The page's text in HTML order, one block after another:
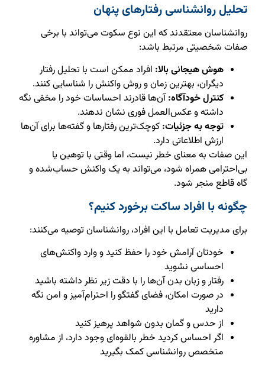
تحلیل روانشناسی رفتارهای پنهان
روانشناسان معتقدند که این نوع سکوت می‌تواند با برخی
صفات شخصیتی مرتبط باشد:
هوش هیجانی بالا: افراد ممکن است با تحلیل رفتار
دیگران، بهترین زمان و روش واکنش را شناسایی کنند.
کنترل خودآگاه:آن‌ها قادرند احساسات خود را مخفی نگه
داشته و عکس‌العمل فوری نشان ندهند.
توجه به جزئیات: کوچک‌ترین رفتارها و گفته‌ها برای آن‌ها
ارزش اطلاعاتی دارد.
این صفات به معنای خطر نیست، اما وقتی با توهین یا
بی‌احترامی همراه شود، می‌تواند به یک واکنش حساب‌شده و
گاه قاطع منجر شود.
چگونه با افراد ساکت برخورد کنیم؟
برای مدیریت تعامل با این افراد، روانشناسان توصیه می‌کنند:
خودتان آرامش خود را حفظ کنید و وارد واکنش‌های
احساسی نشوید
رفتار و زبان بدن آن‌ها را با دقت زیر نظر داشته باشید
در صورت امکان، فضای گفتگو را احترام‌آمیز و امن نگه
دارید
از حدس و گمان بدون شواهد پرهیز کنید
اگر احساس کردید خطر بالقوه‌ای وجود دارد، از مشاوره
متخصص روانشناسی کمک بگیرید